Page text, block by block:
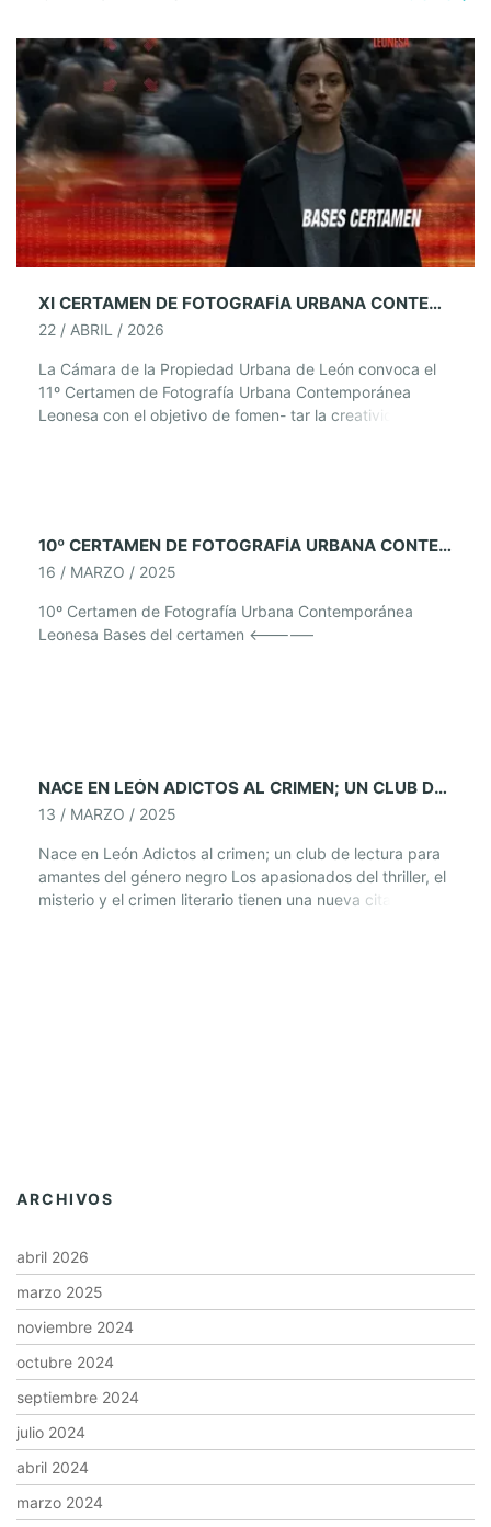
XI CERTAMEN DE FOTOGRAFÍA URBANA CONTEMPORÁNEA LEONESA
22 / ABRIL / 2026
La Cámara de la Propiedad Urbana de León convoca el
11º Certamen de Fotografía Urbana Contemporánea
Leonesa con el objetivo de fomen- tar la creatividad en el
10º CERTAMEN DE FOTOGRAFÍA URBANA CONTEMPORÁNEA LEONESA
16 / MARZO / 2025
10º Certamen de Fotografía Urbana Contemporánea
Leonesa Bases del certamen <————–
NACE EN LEÓN ADICTOS AL CRIMEN; UN CLUB DE LECTURA PARA AMANTES DEL GÉNERO NEGRO
13 / MARZO / 2025
Nace en León Adictos al crimen; un club de lectura para
amantes del género negro Los apasionados del thriller, el
misterio y el crimen literario tienen una nueva cita en
ARCHIVOS
abril 2026
marzo 2025
noviembre 2024
octubre 2024
septiembre 2024
julio 2024
abril 2024
marzo 2024